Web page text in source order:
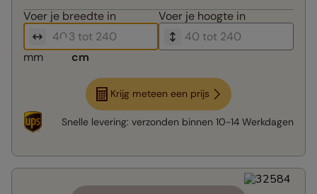
Voer je breedte in Voer je hoogte in
mm cm
Krijg meteen een prijs
Snelle levering: verzonden binnen 10-14 Werkdagen